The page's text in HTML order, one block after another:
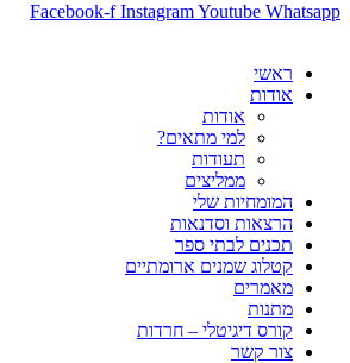
Facebook-f InstagramYoutube Whatsapp
ראשי
אודות
אודות
למי מתאים?
תעודות
ממליצים
המומחיות שלי
הרצאות וסדנאות
תכנים לבתי ספר
קטלוג שמנים ארומתיים
מאמרים
מתנות
קורס דיגיטלי – חרדות
צור קשר